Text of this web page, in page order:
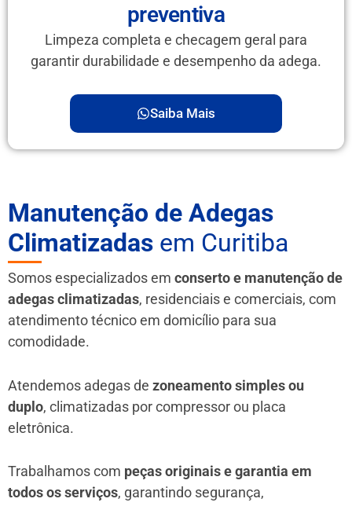
preventiva
Limpeza completa e checagem geral para
garantir durabilidade e desempenho da adega.
Saiba Mais
Manutenção de Adegas
Climatizadas em Curitiba
Somos especializados em conserto e manutenção de
adegas climatizadas, residenciais e comerciais, com
atendimento técnico em domicílio para sua
comodidade.
Atendemos adegas de zoneamento simples ou
duplo, climatizadas por compressor ou placa
eletrônica.
Trabalhamos com peças originais e garantia em
todos os serviços, garantindo segurança,